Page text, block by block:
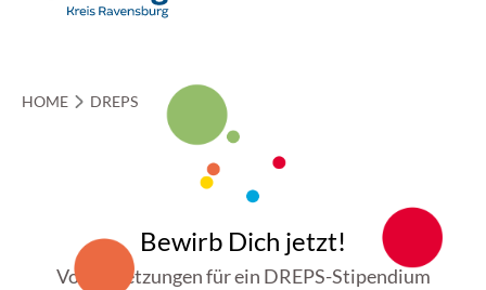
HOME DREPS
Bewirb Dich jetzt!
Voraussetzungen für ein DREPS-Stipendium